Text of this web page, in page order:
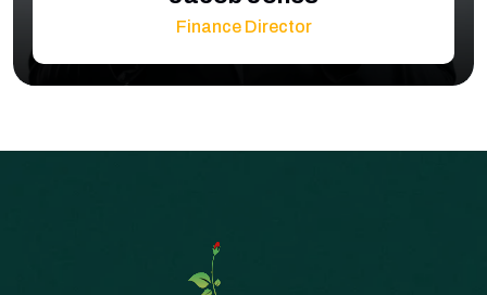
Finance Director